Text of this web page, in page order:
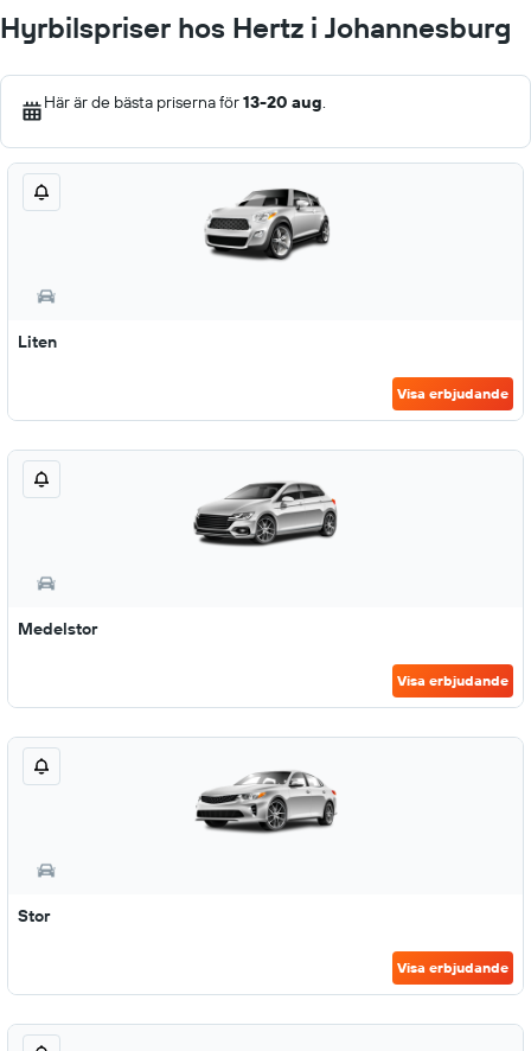
Hyrbilspriser hos Hertz i Johannesburg
Här är de bästa priserna för13-20 aug.
Liten
Visa erbjudande
Medelstor
Visa erbjudande
Stor
Visa erbjudande